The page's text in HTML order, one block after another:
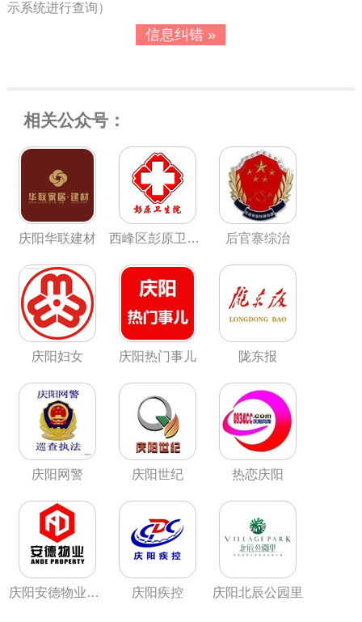
示系统进行查询）
信息纠错 »
相关公众号：
庆阳华联建材 西峰区彭原卫生院 后官寨综治
庆阳妇女 庆阳热门事儿 陇东报
庆阳网警 庆阳世纪 热恋庆阳
庆阳安德物业服务中心 庆阳疾控 庆阳北辰公园里